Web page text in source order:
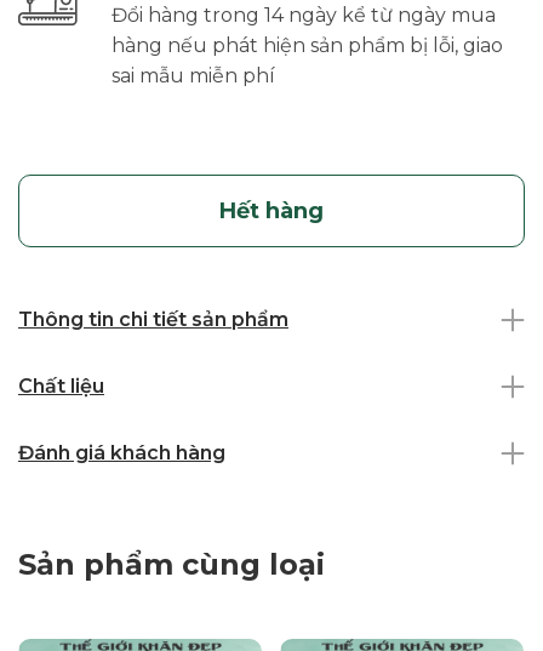
Đổi hàng trong 14 ngày kể từ ngày mua
hàng nếu phát hiện sản phẩm bị lỗi, giao
sai mẫu miễn phí
Hết hàng
Thông tin chi tiết sản phẩm
Chất liệu
Đánh giá khách hàng
Sản phẩm cùng loại